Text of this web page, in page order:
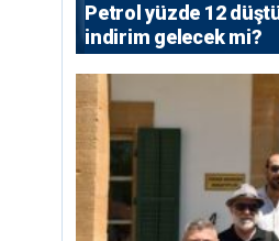
Petrol yüzde 12
indirim gelecek mi?